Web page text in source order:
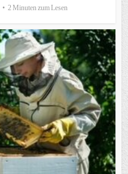
2 Minuten zum Lesen